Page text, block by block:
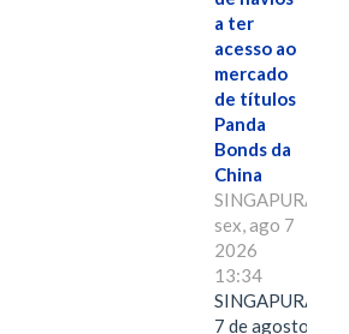
a ter
acesso ao
mercado
de títulos
Panda
Bonds da
China
SINGAPURA,
sex, ago 7
2026
13:34
SINGAPURA,
7 de agosto de